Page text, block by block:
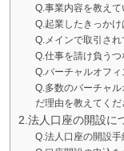
Q.事業内容を教え
Q.起業したきっかけ
Q.メインで取引さ
Q.仕事を請け負う
Q.バーチャルオフ
Q.多数のバーチャ
だ理由を教えてくだ
2.法人口座の開設に
Q.法人口座の開設